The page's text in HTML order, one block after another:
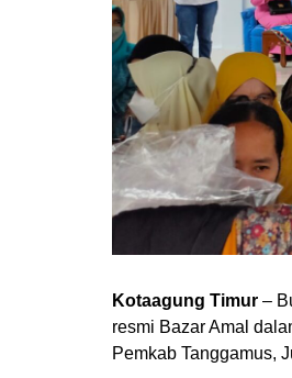
Kotaagung Timur –
resmi Bazar Amal
Pemkab Tanggamus,